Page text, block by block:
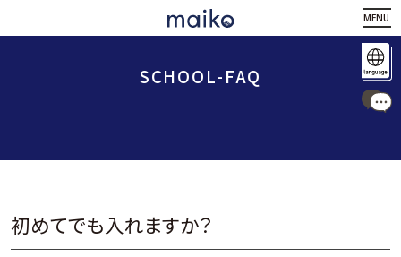
MENU
SCHOOL-FAQ
初めてでも入れますか？